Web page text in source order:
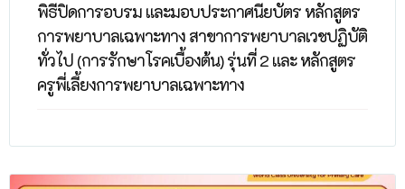
พิธีปิดการอบรม และมอบประกาศนียบัตร หลักสูตร
การพยาบาลเฉพาะทาง สาขาการพยาบาลเวชปฏิบัติ
ทั่วไป (การรักษาโรคเบื้องต้น) รุ่นที่ 2 และ หลักสูตร
ครูพี่เลี้ยงการพยาบาลเฉพาะทาง